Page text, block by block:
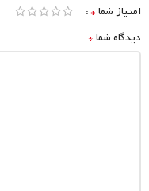
امتیاز شما*
دیدگاه شما*